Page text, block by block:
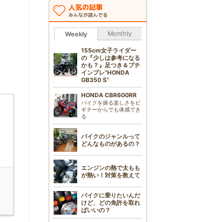
人気の記事
みんなが読んでる
Weekly Monthly
155cm女子ライダー
の『少しは参考になる
かも？』足つき＆プチ
インプレ“HONDA
GB350 S”
HONDA CBR600RR
バイクを操る楽しさをビ
ギナーからでも体感でき
る
バイクのジャンルって
どんなものがあるの？
エンジンの熱で太もも
が熱い！対策を教えて
バイクに乗りたいんだ
けど、どの免許を取れ
ばいいの？